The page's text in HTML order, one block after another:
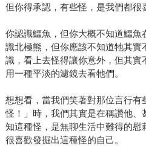
但你得承認，有些怪，是我們都很
你認識鱷魚，但你大概不知道鱷
識北極熊，但你應該不知道牠其實
識，看上去怪得讓你意外，但其實
用一種平淡的濾鏡去看牠們。
想想看，當我們笑著對那位言行有
怪！」時，我們其實是在稱讚他、
知這種怪，是無聊生活中難得的
很喜歡發掘出這種怪的自己。